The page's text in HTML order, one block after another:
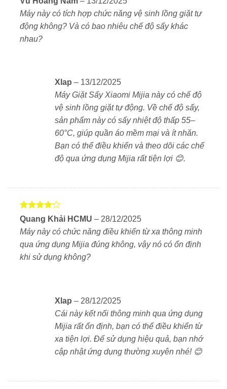
Thiết Kế Tinh Tế – Phù Hợp Mọi Không Gian
Máy giặt sấy 2 in 1 Xiaomi Mijia MJ107sở hữu thiết
kế sang trọng, tối giản, phù hợp nhiều phong cách nội
bếp hoặc phòng giặt mà không tốn diện tích.
Công suất giặt 10kg và sấy 7kg đáp ứng nhu cầu cho
gia đình 4–6 người. Máy hỗ trợ giặt nhanh, rút ngắn
thời gian chờ, và sấy thông minh. Điều đó giúp quần
áo luôn mềm mại, không co rút, bảo vệ chất liệu vải tối
hệ thống giặt và sấy riêng biệt. Vì thế mà máy cho
phép giặt và sấy cùng lúc hoặc hoạt động độc lập theo
nhu cầu. Hệ thống bơm nước và xả nước riêng giúp
tránh tràn, đảm bảo quần áo luôn sạch và khô ráo. Hệ
thống treo kép với bộ giảm xóc trên và dưới giúp giảm
xếp hạng
45 sao
Máy này có tích hợp chức năng vệ sinh lồng giặt tự
động không? Và có bao nhiêu chế độ sấy khác
nhau?
Xlap – 13/12/2025
Máy Giặt Sấy Xiaomi Mijia này có chế độ
vệ sinh lồng giặt tự động. Về chế độ sấy,
sản phẩm này có sấy nhiệt độ thấp 55–
60°C, giúp quần áo mềm mại và ít nhăn.
Bạn có thể điều khiển và theo dõi các chế
độ qua ứng dụng Mijia rất tiện lợi 😊.
Được
xếp hạng
45 sao
Quang Khải HCMU – 28/12/2025
Máy này có chức năng điều khiển từ xa thông minh
qua ứng dụng Mijia đúng không, vậy nó có ổn định
khi sử dụng không?
Xlap – 28/12/2025
Cái này kết nối thông minh qua ứng dụng
Mijia rất ổn định, bạn có thể điều khiển từ
xa tiện lợi. Để sử dụng hiệu quả, bạn nhớ
cập nhật ứng dụng thường xuyên nhé! 😊